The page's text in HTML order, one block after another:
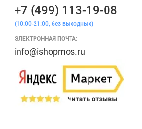
+7 (499) 113-19-08
(10:00-21:00, без выходных)
ЭЛЕКТРОННАЯ ПОЧТА:
info@ishopmos.ru